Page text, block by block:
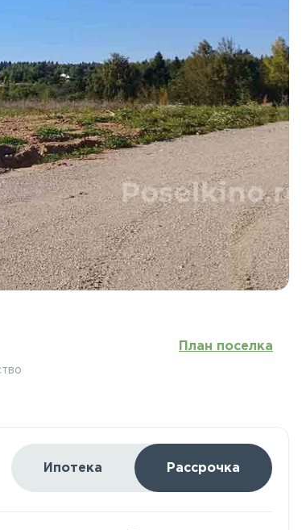
План поселка
Ипотека Рассрочка